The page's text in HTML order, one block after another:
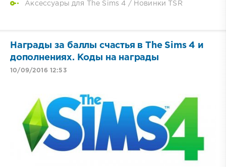
Аксессуары для The Sims 4 / Новинки TSR
Награды за баллы счастья в The Sims 4 и
дополнениях. Коды на награды
10/09/2016 12:53